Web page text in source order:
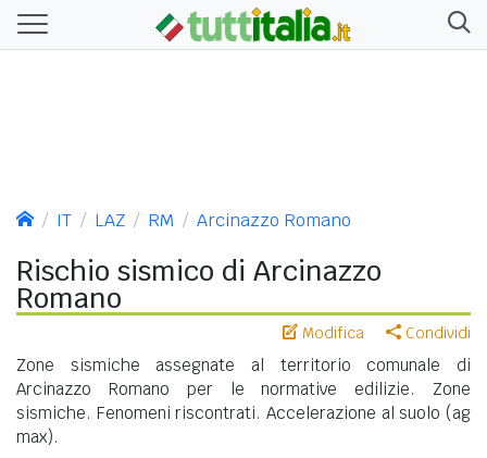
IT LAZ RM Arcinazzo Romano
Rischio sismico di Arcinazzo
Romano
Modifica Condividi
Zone sismiche assegnate al territorio comunale di
Arcinazzo Romano per le normative edilizie. Zone
sismiche. Fenomeni riscontrati. Accelerazione al suolo (ag
max).